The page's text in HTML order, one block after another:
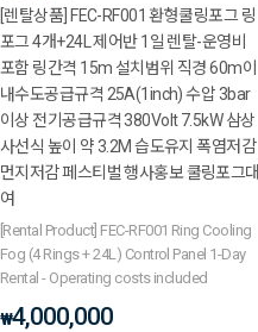
[렌탈상품] FEC-RF001 환형쿨링포그 링
포그 4개+24L 제어반 1일 렌탈-운영비
포함 링간격 15m 설치범위 직경 60m이
내수도공급규격 25A(1inch) 수압 3bar
이상 전기공급규격 380Volt 7.5kW 삼상
사선식 높이 약 3.2M 습도유지 폭염저감
먼지저감 페스티벌 행사홍보 쿨링포그대
여
[Rental Product] FEC-RF001 Ring Cooling
Fog (4 Rings + 24L) Control Panel 1-Day
Rental - Operating costs included
₩4,000,000